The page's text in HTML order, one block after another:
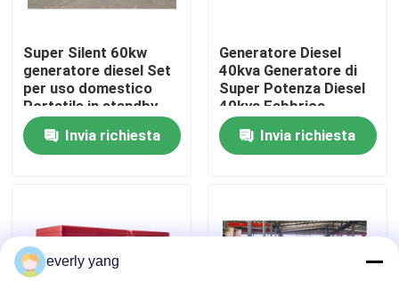
Controllo di qualità
Richieda una citazione
Generatori diesel di Cummins
Generatore diesel di Fawde
Super Silent 60kw
generatore diesel Set
per uso domestico
Portatile in standby
75kva YANGDONG
Motore generatore
diesel Capacità di
Invia richiesta
Generatore Diesel
40kva Generatore di
Super Potenza Diesel
40kva Fabbrica
Vendita Diretta
Generatore Diesel
Silenzioso 32kw
Invia richiesta
everly yang